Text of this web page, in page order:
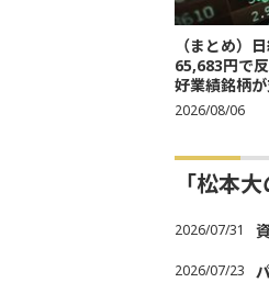
（まとめ）
65,683円で
好業績銘柄
2026/08/06
「松本
2026/07/31
2026/07/23